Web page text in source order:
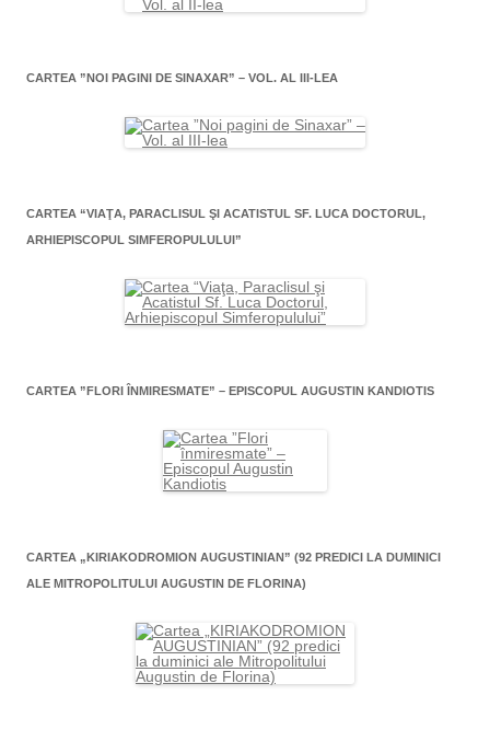
CARTEA ”NOI PAGINI DE SINAXAR” – VOL. AL III-LEA
CARTEA “VIAŢA, PARACLISUL ŞI ACATISTUL SF. LUCA DOCTORUL,
ARHIEPISCOPUL SIMFEROPULULUI”
CARTEA ”FLORI ÎNMIRESMATE” – EPISCOPUL AUGUSTIN KANDIOTIS
CARTEA „KIRIAKODROMION AUGUSTINIAN” (92 PREDICI LA DUMINICI
ALE MITROPOLITULUI AUGUSTIN DE FLORINA)